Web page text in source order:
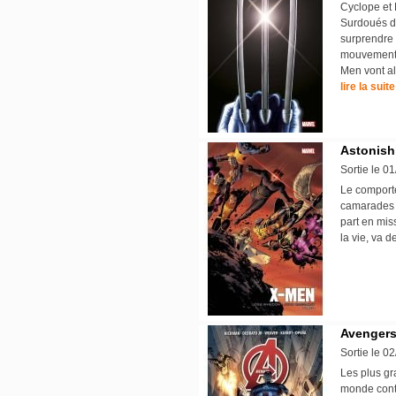
Cyclope et
Surdoués
surprendre
Men vont
lire la suite
Sortie le
Le
part en
la vie, va
Sortie le
Les plus
monde